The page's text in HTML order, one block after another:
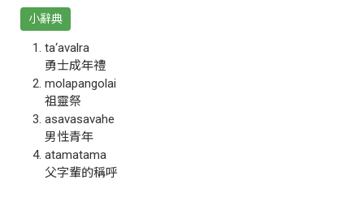
小辭典
ta‘avalra
勇士成年禮
molapangolai
祖靈祭
asavasavahe
男性青年
atamatama
父字輩的稱呼